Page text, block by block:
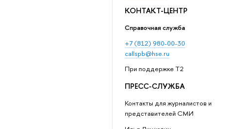
КОНТАКТ-ЦЕНТР
Справочная служба
+7 (812) 980-00-30
callspb@hse.ru
При поддержке T2
ПРЕСС-СЛУЖБА
Контакты для журналистов и
представителей СМИ